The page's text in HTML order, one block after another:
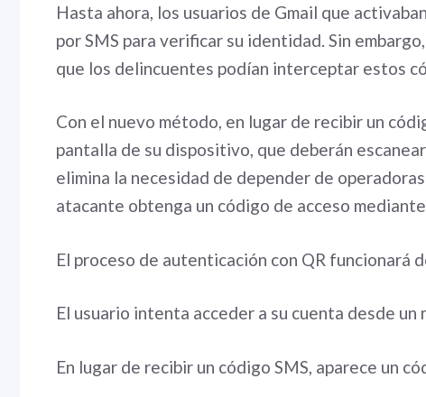
Hasta ahora, los usuarios de Gmail que
por SMS para verificar su identidad. Sin
que los delincuentes podían interceptar estos
Con el nuevo método, en lugar de recibir un
pantalla de su dispositivo, que deberán
elimina la necesidad de depender de
atacante obtenga un código de acceso
El proceso de autenticación con QR funcionará
El usuario intenta acceder a su cuenta desde
En lugar de recibir un código SMS, aparece un